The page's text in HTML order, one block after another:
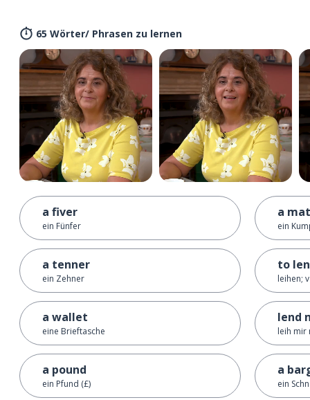
65 Wörter/ Phrasen zu lernen
a fiver
ein Fünfer
a tenner
ein Zehner
a wallet
eine Brieftasche
a pound
ein Pfund (£)
a
ein
to
leihen;
lend
leih mir
a
ein